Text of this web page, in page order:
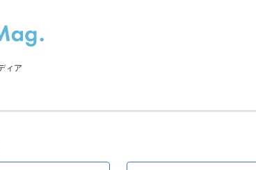
ィア
ろ産業振興財団：令和4年度